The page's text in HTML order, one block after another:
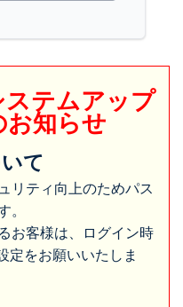
ステムアップ
お知らせ
て
リティ向上のためパス
お客様は、ログイン時
定をお願いいたしま